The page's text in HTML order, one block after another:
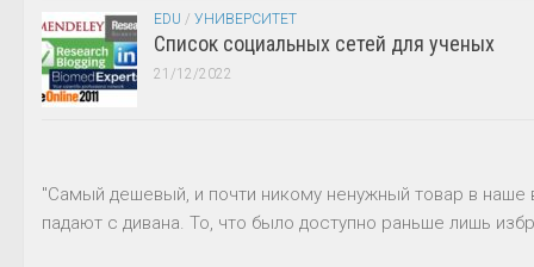
EDU / УНИВЕРСИТЕТ
Список социальных сетей для ученых
21/12/2022
"Самый дешевый, и почти никому ненужный товар в
падают с дивана. То, что было доступно раньше лишь